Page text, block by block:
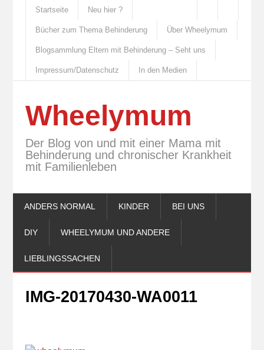
Startseite Neu hier ?
Bücher zum Thema Behinderung Über Wheelymum
Blogsammlung Eltern mit Behinderung – Seht uns
Impressum/Datenschutz In den Medien
Wheelymum
Der Blog von und mit einer Mama mit
Behinderung und chronischer Krankheit
mit Familienleben
ANDERS NORMAL KINDER BEI UNS
DIY WHEELYMUM UND ANDERE
LIEBLINGSSACHEN
IMG-20170430-WA0011